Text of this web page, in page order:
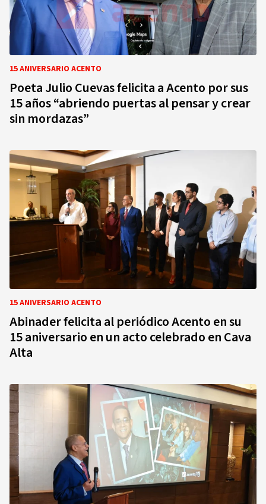
15 ANIVERSARIO ACENTO
Poeta Julio Cuevas felicita a Acento por sus
15 años “abriendo puertas al pensar y crear
sin mordazas”
15 ANIVERSARIO ACENTO
Abinader felicita al periódico Acento en su
15 aniversario en un acto celebrado en Cava
Alta